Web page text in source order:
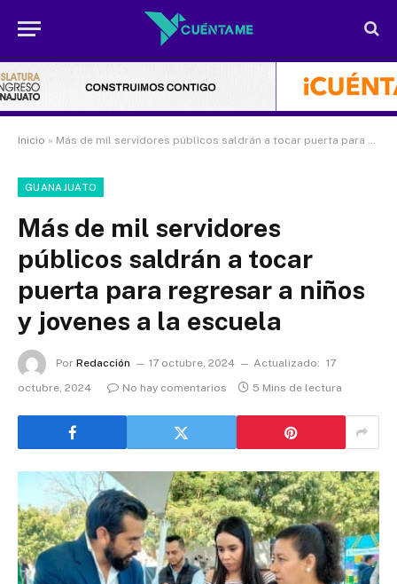
Inicio » Más de mil servidores públicos saldrán a tocar puerta para regresar a niños y jovenes a la escuela
GUANAJUATO
Más de mil servidores
públicos saldrán a tocar
puerta para regresar a niños
y jovenes a la escuela
Por Redacción 17 octubre, 2024 Actualizado: 17
octubre, 2024
No hay comentarios 5 Mins de lectura